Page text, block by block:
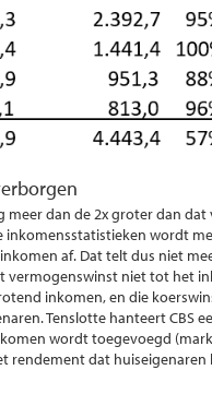
dan de 2x groter dan dat
wordt
af. Dat telt dus niet
niet tot het
inkomen, en die
Tenslotte hanteert CBS
wordt toegevoegd
rendement dat